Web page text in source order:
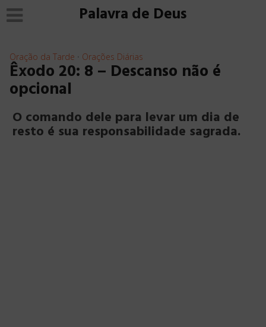
Palavra de Deus
Oração da Tarde • Orações Diárias
Êxodo 20: 8 – Descanso não é
opcional
O comando dele para levar um dia de
resto é sua responsabilidade sagrada.